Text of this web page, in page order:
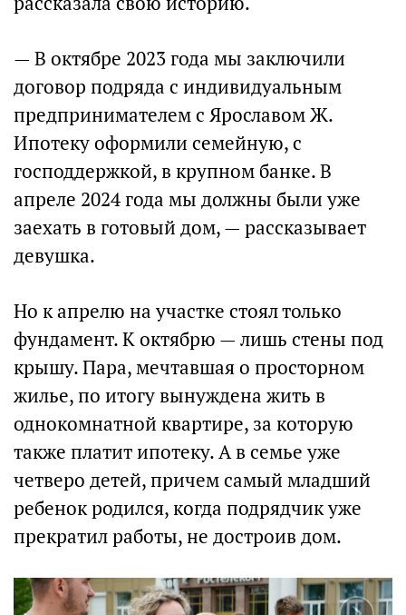
— В октябре 2023 года мы заключили
договор подряда с индивидуальным
предпринимателем с Ярославом Ж.
Ипотеку оформили семейную, с
господдержкой, в крупном банке. В
апреле 2024 года мы должны были уже
заехать в готовый дом, — рассказывает
девушка.
Но к апрелю на участке стоял только
фундамент. К октябрю — лишь стены под
крышу. Пара, мечтавшая о просторном
жилье, по итогу вынуждена жить в
однокомнатной квартире, за которую
также платит ипотеку. А в семье уже
четверо детей, причем самый младший
ребенок родился, когда подрядчик уже
прекратил работы, не достроив дом.